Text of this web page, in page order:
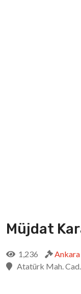
Müjdat
1,236
Atatürk Mah.